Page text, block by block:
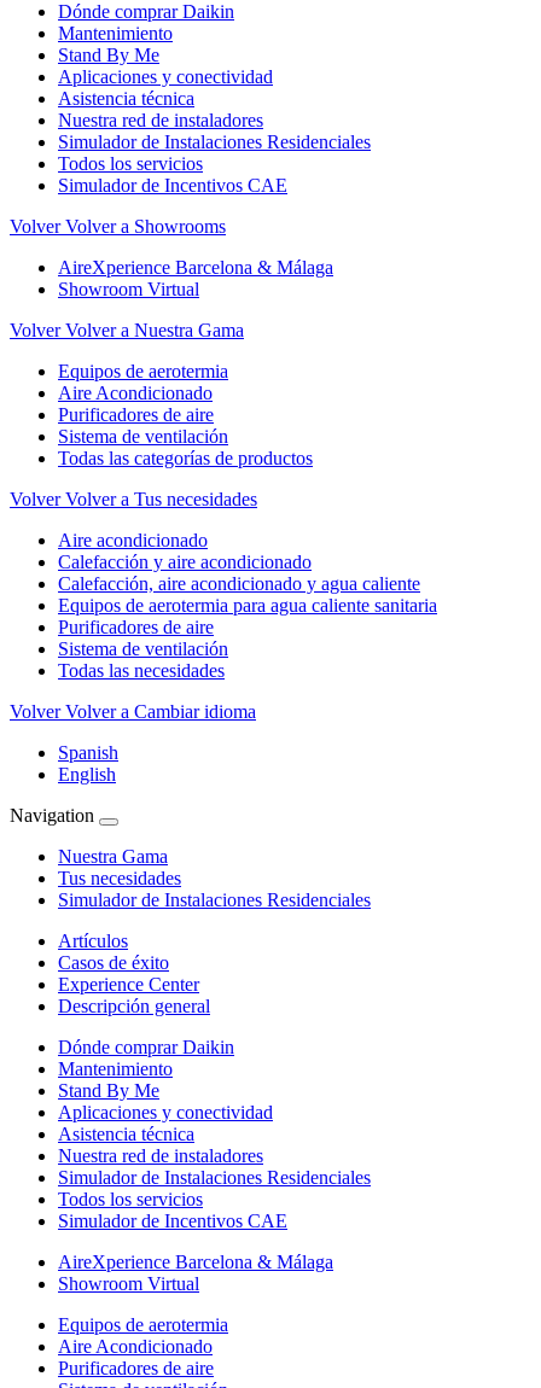
Dónde comprar Daikin
Mantenimiento
Stand By Me
Aplicaciones y conectividad
Asistencia técnica
Nuestra red de instaladores
Simulador de Instalaciones Residenciales
Todos los servicios
Simulador de Incentivos CAE
Volver Volver a Showrooms
AireXperience Barcelona & Málaga
Showroom Virtual
Volver Volver a Nuestra Gama
Equipos de aerotermia
Aire Acondicionado
Purificadores de aire
Sistema de ventilación
Todas las categorías de productos
Volver Volver a Tus necesidades
Aire acondicionado
Calefacción y aire acondicionado
Calefacción, aire acondicionado y agua caliente
Equipos de aerotermia para agua caliente sanitaria
Purificadores de aire
Sistema de ventilación
Todas las necesidades
Volver Volver a Cambiar idioma
Spanish
English
Navigation
Nuestra Gama
Tus necesidades
Simulador de Instalaciones Residenciales
Artículos
Casos de éxito
Experience Center
Descripción general
Dónde comprar Daikin
Mantenimiento
Stand By Me
Aplicaciones y conectividad
Asistencia técnica
Nuestra red de instaladores
Simulador de Instalaciones Residenciales
Todos los servicios
Simulador de Incentivos CAE
AireXperience Barcelona & Málaga
Showroom Virtual
Equipos de aerotermia
Aire Acondicionado
Purificadores de aire